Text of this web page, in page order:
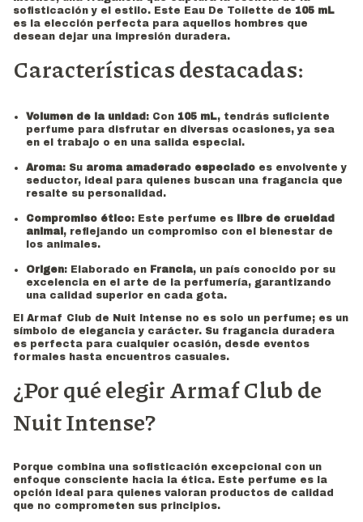
sofisticación y el estilo. Este Eau De Toilette de 105 mL
es la elección perfecta para aquellos hombres que
desean dejar una impresión duradera.
Características destacadas:
Volumen de la unidad : Con 105 mL, tendrás suficiente
perfume para disfrutar en diversas ocasiones, ya sea
en el trabajo o en una salida especial.
Aroma: Su aroma amaderado especiado es envolvente y
seductor, ideal para quienes buscan una fragancia que
resalte su personalidad.
Compromiso ético: Este perfume es
libre de crueldad
animal , reflejando un compromiso con el bienestar de
los animales.
Origen: Elaborado en Francia, un país conocido por su
excelencia en el arte de la perfumería, garantizando
una calidad superior en cada gota.
El Armaf Club de Nuit Intense no es solo un perfume; es un
símbolo de elegancia y carácter. Su fragancia duradera
es perfecta para cualquier ocasión, desde eventos
formales hasta encuentros casuales.
¿Por qué elegir Armaf Club de
Nuit Intense?
Porque combina una sofisticación excepcional con un
enfoque consciente hacia la ética. Este perfume es la
opción ideal para quienes valoran productos de calidad
que no comprometen sus principios.